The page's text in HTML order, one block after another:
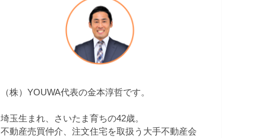
（株）YOUWA代表の金本淳哲です。
埼玉生まれ、さいたま育ちの42歳。
不動産売買仲介、注文住宅を取扱う大手不動産会